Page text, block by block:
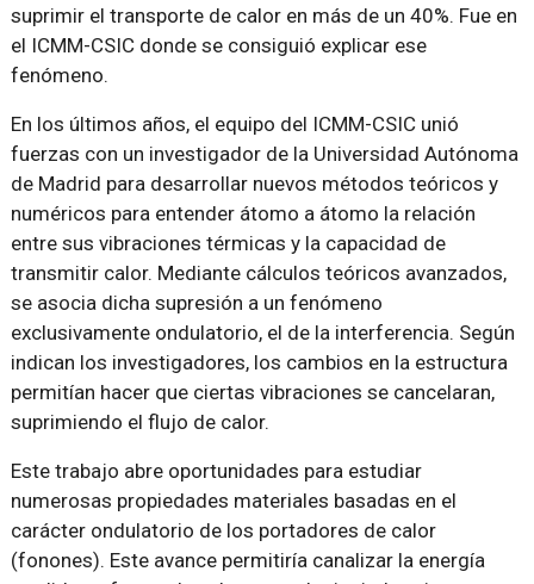
suprimir el transporte de calor en más de un 40%. Fue en
el ICMM-CSIC donde se consiguió explicar ese
fenómeno.
En los últimos años, el equipo del ICMM-CSIC unió
fuerzas con un investigador de la Universidad Autónoma
de Madrid para desarrollar nuevos métodos teóricos y
numéricos para entender átomo a átomo la relación
entre sus vibraciones térmicas y la capacidad de
transmitir calor. Mediante cálculos teóricos avanzados,
se asocia dicha supresión a un fenómeno
exclusivamente ondulatorio, el de la interferencia. Según
indican los investigadores, los cambios en la estructura
permitían hacer que ciertas vibraciones se cancelaran,
suprimiendo el flujo de calor.
Este trabajo abre oportunidades para estudiar
numerosas propiedades materiales basadas en el
carácter ondulatorio de los portadores de calor
(fonones). Este avance permitiría canalizar la energía